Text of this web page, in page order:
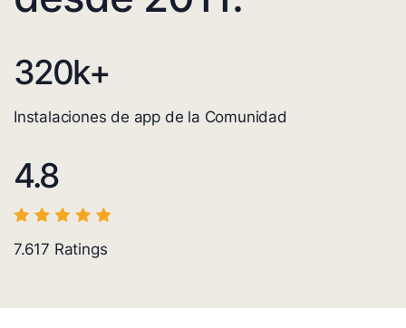
320k+
Instalaciones de app de la Comunidad
4.8
7.617 Ratings